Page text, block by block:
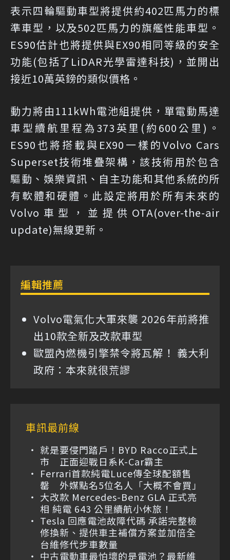
表示四輪驅動車型將提供約402匹馬力的標
準車型，以及502匹馬力的旗艦性能車型。
ES90估計也將提供與EX90相同等級的安全
功能(包括了LiDAR光學雷達科技)，並開出
接近10萬英鎊的類似價格。
動力將由111kWh電池組提供，單電動馬達
車型續航里程為373英里(約600公里)。
ES90也將搭載與EX90一樣的Volvo Cars
Superset技術堆疊架構，該技術用於包含
驅動、娛樂資訊、自主功能和其他系統的所
有軟體和硬體。此設定將用於所有未來的
Volvo車型，並提供OTA(over-the-air
update)無線更新。
編輯推薦
Volvo電氣化大軍來襲 2026年前將推
出10款全新及改款車型
歐盟內燃機引擎禁令將瓦解！ 義大利
政府：本來就很荒謬
車訊最前線
就是要侵門踏戶！BYD Racco正式上
市 正面迎戰日系K-Car霸主
Ferrari首款純電Luce傳全球配額售
罄 外媒點名5位名人「大概不會買」
大改款 Mercedes-Benz GLA 正式亮
相 純電 643 公里續航小休旅！
Tesla 回應電池故障代碼 承諾完整檢
修換新、提供車主補償方案並加倍全
台維修代步車數量
中古電動車最怕壞的是電池？最新維